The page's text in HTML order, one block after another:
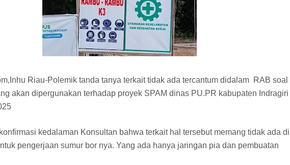
Riau-Polemik tanda tanya terkait tidak ada tercantum didalam RAB soal
akan dipergunakan terhadap proyek SPAM dinas PU.PR kabupaten Indragiri
kedalaman Konsultan bahwa terkait hal tersebut memang tidak ada di
pengerjaan sumur bor nya. Yang ada hanya jaringan pia dan pembuatan